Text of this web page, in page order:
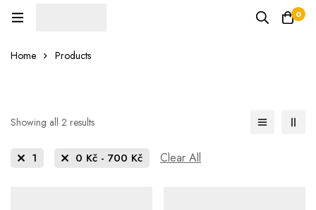
0
Home Products
Showing all 2 results
1 0 Kč - 700 Kč Clear All